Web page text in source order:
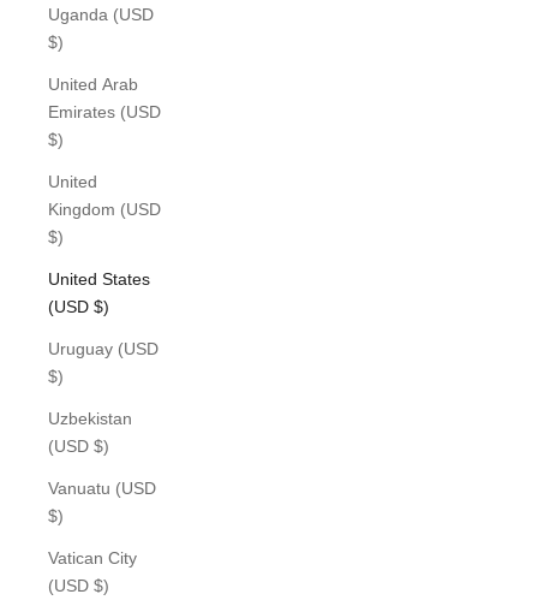
Uganda (USD
$)
United Arab
Emirates (USD
$)
United
Kingdom (USD
$)
United States
(USD $)
Uruguay (USD
$)
Uzbekistan
(USD $)
Vanuatu (USD
$)
Vatican City
(USD $)